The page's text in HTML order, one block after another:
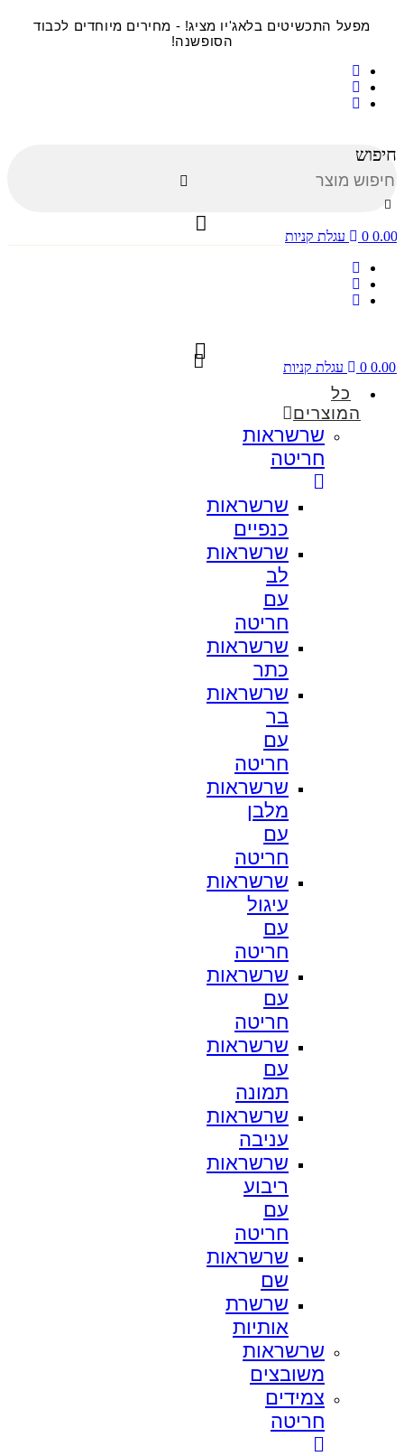
לתוכןמפעל התכשיטים בלאג'יו מציג! - מחירים מיוחדים לכבוד
הסופשנה!
חיפוש
0.00
0 עגלת קניות
0.00
0 עגלת קניות
כל
המוצרים
שרשראות
חריטה
שרשראות
כנפיים
שרשראות
לב
עם
חריטה
שרשראות
כתר
שרשראות
בר
עם
חריטה
שרשראות
מלבן
עם
חריטה
שרשראות
עיגול
עם
חריטה
שרשראות
עם
חריטה
שרשראות
עם
תמונה
שרשראות
עניבה
שרשראות
ריבוע
עם
חריטה
שרשראות
שם
שרשרת
אותיות
שרשראות
משובצים
צמידים
חריטה